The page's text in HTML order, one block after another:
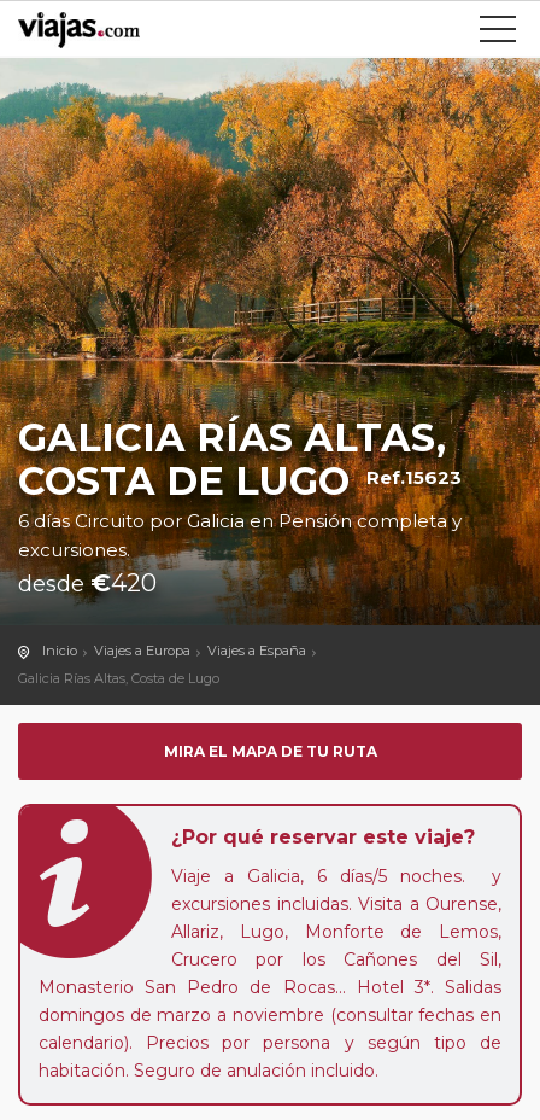
GALICIA RÍAS ALTAS,
COSTA DE LUGO Ref.15623
6 días Circuito por Galicia en Pensión completa y
excursiones.
desde€420
Inicio Viajes a Europa
Viajes a España
Galicia Rías Altas, Costa de Lugo
MIRA EL MAPA DE TU RUTA
¿Por qué reservar este viaje?
Viaje a Galicia, 6 días/5 noches. y
excursiones incluidas. Visita a Ourense,
Allariz, Lugo, Monforte de Lemos,
Crucero por los Cañones del Sil,
Monasterio San Pedro de Rocas... Hotel 3*. Salidas
domingos de marzo a noviembre (consultar fechas en
calendario). Precios por persona y según tipo de
habitación. Seguro de anulación incluido.